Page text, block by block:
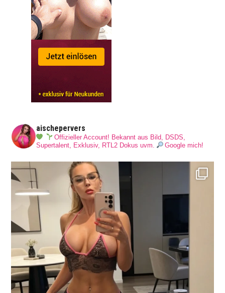
aischepervers
Offizieller Account! Bekannt aus Bild, DSDS,
Supertalent, Exklusiv, RTL2 Dokus uvm.
Google mich!